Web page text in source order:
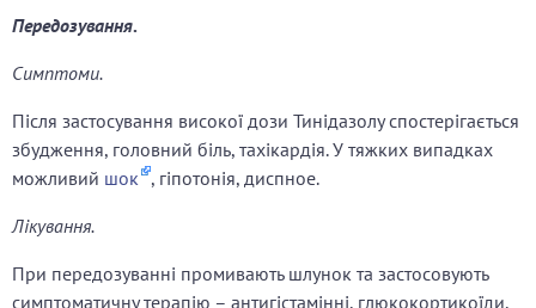
Передозування.
Симптоми.
Після застосування високої дози Тинідазолу спостерігається
збудження, головний біль, тахікардія. У тяжких випадках
можливий шок , гіпотонія, диспное.
Лікування.
При передозуванні промивають шлунок та застосовують
симптоматичну терапію – антигістамінні, глюкокортикоїди,